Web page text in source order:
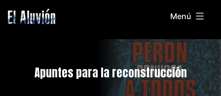
Saltar
El
Menú
Apuntes para la reconstrucción